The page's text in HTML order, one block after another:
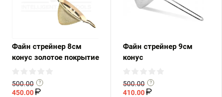
Файн стрейнер 8см
конус золотое покрытие
500.00
450.00
Файн стрейнер 9см
конус
500.00
410.00